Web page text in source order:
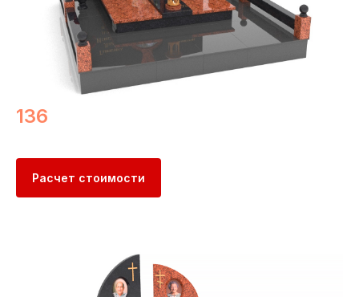
136
Расчет стоимости